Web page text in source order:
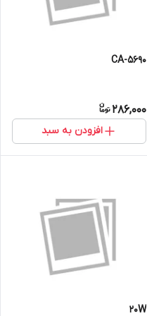
CA-5690
286,000
افزودن به سبد
20W